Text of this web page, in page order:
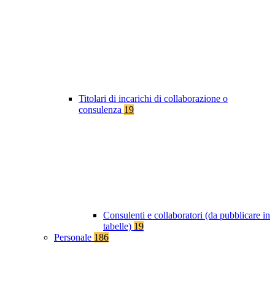
Titolari di incarichi di collaborazione o
consulenza 19
Consulenti e collaboratori (da pubblicare in
tabelle) 19
Personale 186